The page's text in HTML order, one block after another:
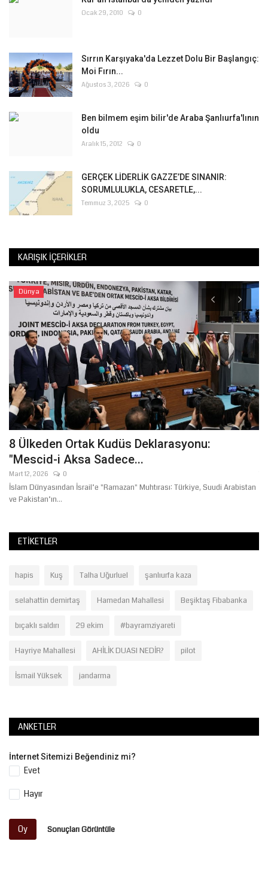
Ocak 29, 2010 0
Sırrın Karşıyaka'da Lezzet Dolu Bir Başlangıç:
Moi Fırın...
Ağustos 3, 2026 0
Ben bilmem eşim bilir'de Araba Şanlıurfa'lının
oldu
Aralık 15, 2012 0
GERÇEK LİDERLİK GAZZE’DE SINANIR:
SORUMLULUKLA, CESARETLE,...
Temmuz 3, 2025 0
KARIŞIK İÇERIKLER
Dünya
8 Ülkeden Ortak Kudüs Deklarasyonu:
"Mescid-i Aksa Sadece...
Mart 12, 2026 0
İslam Dünyasından İsrail’e "Ramazan" Muhtırası: Türkiye, Suudi Arabistan
ve Pakistan’ın...
ETIKETLER
hapis Kuş Talha Uğurluel şanlıurfa kaza
selahattin demirtaş Hamedan Mahallesi Beşiktaş Fibabanka
bıçaklı saldırı 29 ekim #bayramziyareti
Hayriye Mahallesi AHİLİK DUASI NEDİR? pilot
İsmail Yüksek jandarma
ANKETLER
İnternet Sitemizi Beğendiniz mi?
Evet
Hayır
Oy Sonuçları Görüntüle